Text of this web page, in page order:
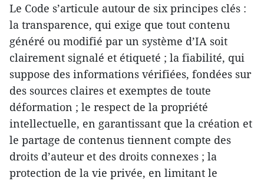
Le Code s’articule autour de six principes clés :
la transparence, qui exige que tout contenu
généré ou modifié par un système d’IA soit
clairement signalé et étiqueté ; la fiabilité, qui
suppose des informations vérifiées, fondées sur
des sources claires et exemptes de toute
déformation ; le respect de la propriété
intellectuelle, en garantissant que la création et
le partage de contenus tiennent compte des
droits d’auteur et des droits connexes ; la
protection de la vie privée, en limitant le